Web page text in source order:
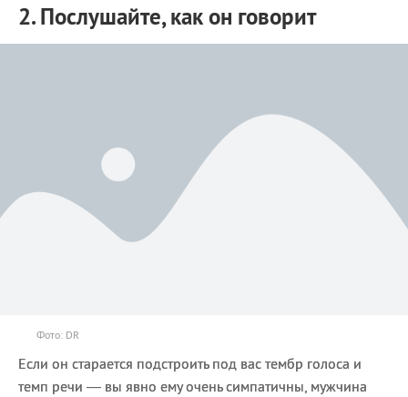
2. Послушайте, как он говорит
Фото: DR
Если он старается подстроить под вас тембр голоса и
темп речи — вы явно ему очень симпатичны, мужчина